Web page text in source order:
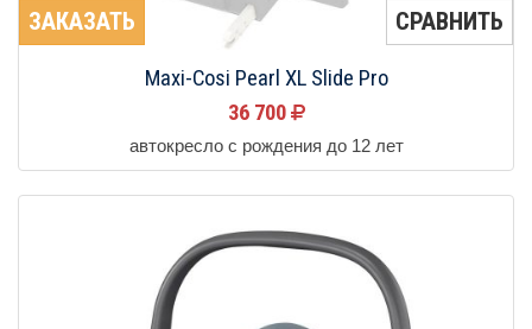
ЗАКАЗАТЬ СРАВНИТЬ
Maxi-Cosi Pearl XL Slide Pro
36 700
автокресло с рождения до 12 лет